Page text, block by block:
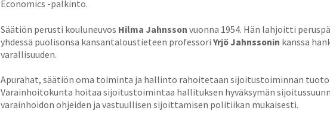
Economics -palkinto.
Säätiön perusti kouluneuvos Hilma Jahnsson vuonna 1954. Hän lahjoitti
yhdessä puolisonsa kansantaloustieteen professori Yrjö Jahnssonin kanssa
varallisuuden.
Apurahat, säätiön oma toiminta ja hallinto rahoitetaan sijoitustoiminnan
Varainhoitokunta hoitaa sijoitustoimintaa hallituksen hyväksymän
varainhoidon ohjeiden ja vastuullisen sijoittamisen politiikan mukaisesti.